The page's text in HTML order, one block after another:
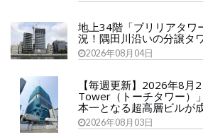
地上34階「ブリリアタワ
況！隅田川沿いの分譲タ
2026年08月04日
【毎週更新】2026年8月
Tower（トーチタワー）
本一となる超高層ビルが
2026年08月03日